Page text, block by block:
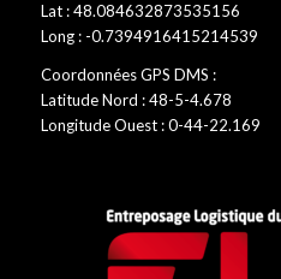
Lat : 48.084632873535156
Long : -0.7394916415214539
Coordonnées GPS DMS :
Latitude Nord : 48-5-4.678
Longitude Ouest : 0-44-22.169